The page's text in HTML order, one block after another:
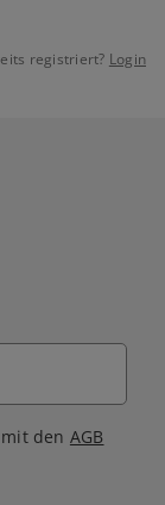
registriert? Login
den AGB